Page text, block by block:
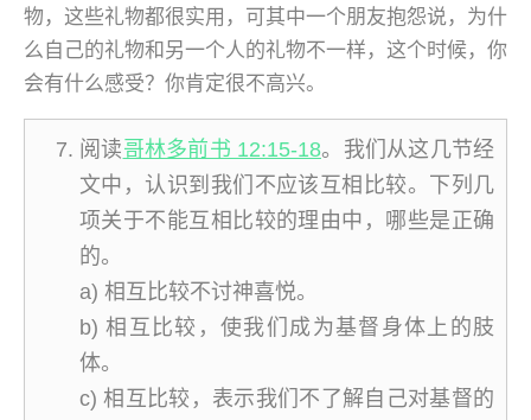
物，这些礼物都很实用，可其中一个朋友抱怨说，为什
么自己的礼物和另一个人的礼物不一样，这个时候，你
会有什么感受？你肯定很不高兴。
阅读哥林多前书 12:15-18。我们从这几节经
文中，认识到我们不应该互相比较。下列几
项关于不能互相比较的理由中，哪些是正确
的。
a) 相互比较不讨神喜悦。
b) 相互比较，使我们成为基督身体上的肢
体。
c) 相互比较，表示我们不了解自己对基督的